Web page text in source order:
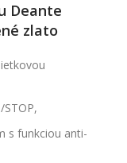
Deante
zlato
s funkciou anti-